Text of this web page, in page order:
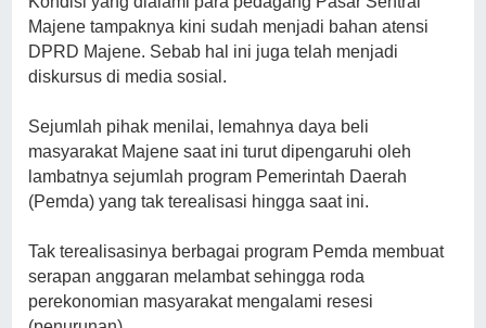
Majene tampaknya kini sudah menjadi bahan atensi
DPRD Majene. Sebab hal ini juga telah menjadi
diskursus di media sosial.
Sejumlah pihak menilai, lemahnya daya beli
masyarakat Majene saat ini turut dipengaruhi oleh
lambatnya sejumlah program Pemerintah Daerah
(Pemda) yang tak terealisasi hingga saat ini.
Tak terealisasinya berbagai program Pemda membuat
serapan anggaran melambat sehingga roda
perekonomian masyarakat mengalami resesi